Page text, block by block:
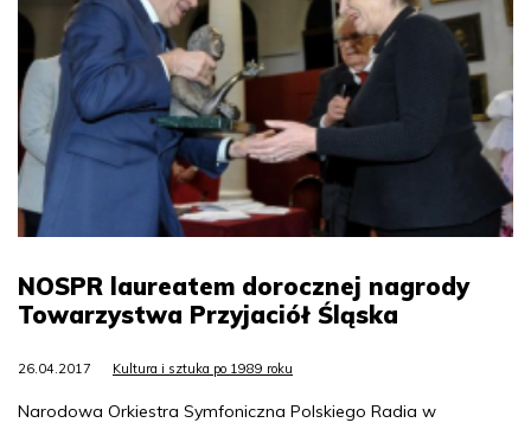
NOSPR laureatem dorocznej nagrody
Towarzystwa Przyjaciół Śląska
26.04.2017 Kultura i sztuka po 1989 roku
Narodowa Orkiestra Symfoniczna Polskiego Radia w